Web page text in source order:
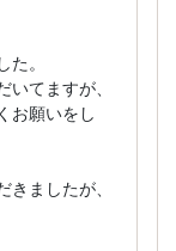
。
てますが、
お願いをし
ましたが、